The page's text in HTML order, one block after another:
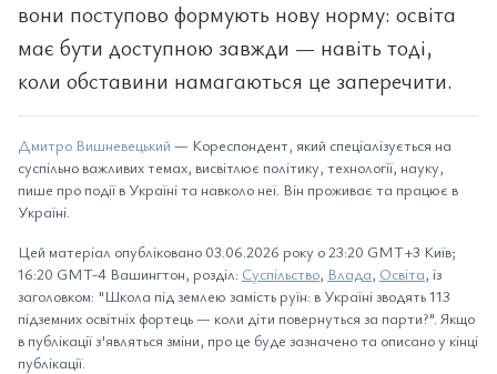
вони поступово формують нову норму: освіта
має бути доступною завжди — навіть тоді,
коли обставини намагаються це заперечити.
Дмитро Вишневецький — Кореспондент, який спеціалізується на
суспільно важливих темах, висвітлює політику, технології, науку,
пише про події в Україні та навколо неї. Він проживає та працює в
Україні.
Цей матеріал опубліковано 03.06.2026 року о 23:20 GMT+3 Київ;
16:20 GMT-4 Вашингтон, розділ: Суспільство, Влада, Освіта, із
заголовком: "Школа під землею замість руїн: в Україні зводять 113
підземних освітніх фортець — коли діти повернуться за парти?". Якщо
в публікації з'являться зміни, про це буде зазначено та описано у кінці
публікації.